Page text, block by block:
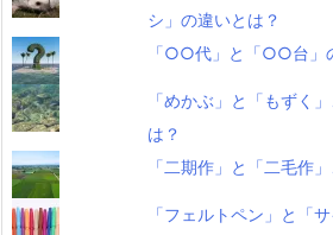
シ」の違いとは？
「○○代」と「○○台」
「めかぶ」と「もずく
は？
「二期作」と「二毛作
「フェルトペン」と「